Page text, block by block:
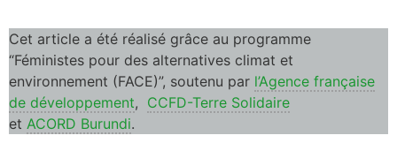
Cet article a été réalisé grâce au programme
“Féministes pour des alternatives climat et
environnement (FACE)”, soutenu par l’Agence française
de développement, CCFD-Terre Solidaire
et ACORD Burundi.